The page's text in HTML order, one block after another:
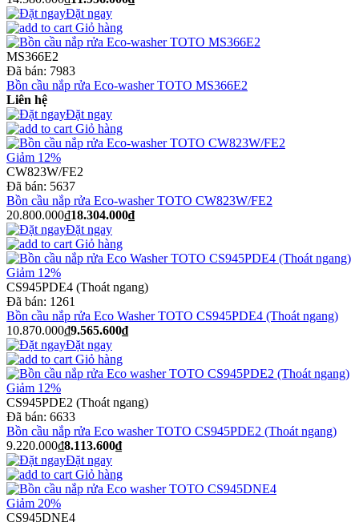
Đặt ngay
Giỏ hàng
MS366E2
Đã bán: 7983
Bồn cầu nắp rửa Eco-washer TOTO MS366E2
Liên hệ
Đặt ngay
Giỏ hàng
Giảm 12%
CW823W/FE2
Đã bán: 5637
Bồn cầu nắp rửa Eco-washer TOTO CW823W/FE2
20.800.000₫18.304.000₫
Đặt ngay
Giỏ hàng
Giảm 12%
CS945PDE4 (Thoát ngang)
Đã bán: 1261
Bồn cầu nắp rửa Eco Washer TOTO CS945PDE4 (Thoát ngang)
10.870.000₫9.565.600₫
Đặt ngay
Giỏ hàng
Giảm 12%
CS945PDE2 (Thoát ngang)
Đã bán: 6633
Bồn cầu nắp rửa Eco washer TOTO CS945PDE2 (Thoát ngang)
9.220.000₫8.113.600₫
Đặt ngay
Giỏ hàng
Giảm 20%
CS945DNE4